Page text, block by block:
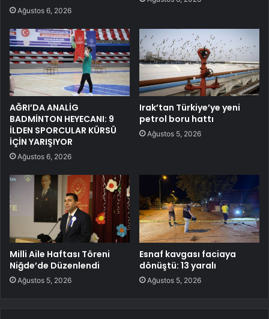
Ağustos 6, 2026
AĞRI’DA ANALİG
BADMİNTON HEYECANI: 9
İLDEN SPORCULAR KÜRSÜ
İÇİN YARIŞIYOR
Ağustos 6, 2026
Irak’tan Türkiye’ye yeni
petrol boru hattı
Ağustos 5, 2026
Milli Aile Haftası Töreni
Niğde’de Düzenlendi
Ağustos 5, 2026
Esnaf kavgası faciaya
dönüştü: 13 yaralı
Ağustos 5, 2026